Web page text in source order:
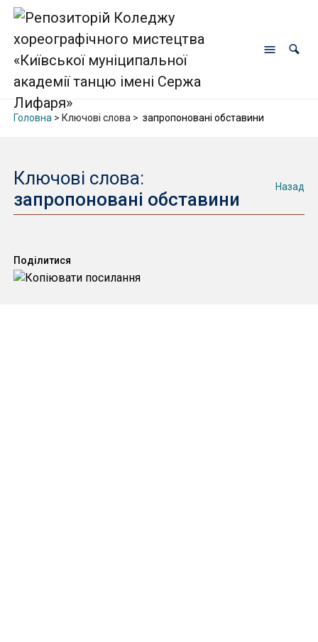
Головна > Ключові слова > запропоновані обставини
Ключові слова:
запропоновані обставини
Назад
Поділитися